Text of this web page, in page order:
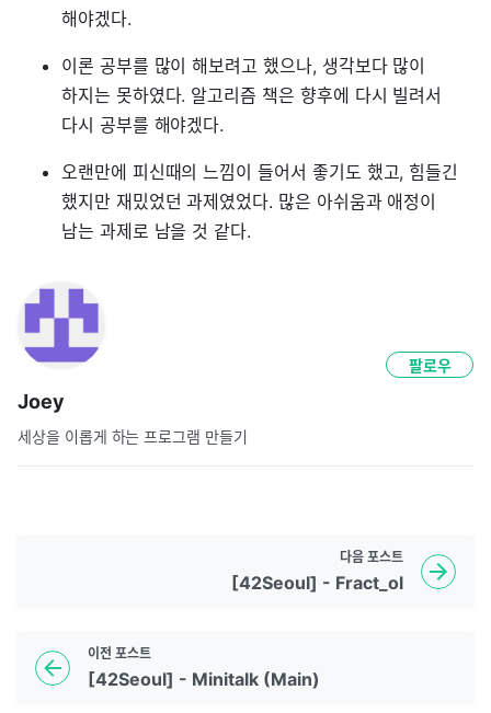
해야겠다.
이론 공부를 많이 해보려고 했으나, 생각보다 많이
하지는 못하였다. 알고리즘 책은 향후에 다시 빌려서
다시 공부를 해야겠다.
오랜만에 피신때의 느낌이 들어서 좋기도 했고, 힘들긴
했지만 재밌었던 과제였었다. 많은 아쉬움과 애정이
남는 과제로 남을 것 같다.
Joey
세상을 이롭게 하는 프로그램 만들기
팔로우
이전 포스트
[42Seoul] - Minitalk (Main)
다음 포스트
[42Seoul] - Fract_ol